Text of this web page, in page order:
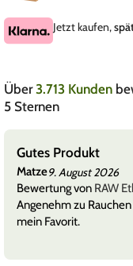
Jetzt kaufen,
Über3.713 Kunden
5 Sternen
Gutes Produkt
Matze9. August 2026
Bewertung von RAW
Angenehm zu
mein Favorit.